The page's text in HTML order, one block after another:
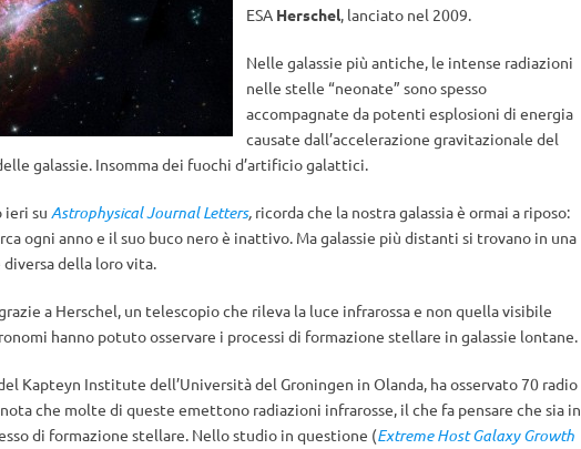
ESA Herschel, lanciato nel 2009.
Nelle galassie più antiche, le intense radiazioni
nelle stelle “neonate” sono spesso
accompagnate da potenti esplosioni di energia
causate dall’accelerazione gravitazionale del
galassie. Insomma dei fuochi d’artificio galattici.
ieri su Astrophysical Journal Letters, ricorda che la nostra galassia è ormai a riposo:
ogni anno e il suo buco nero è inattivo. Ma galassie più distanti si trovano in una
della loro vita.
a Herschel, un telescopio che rileva la luce infrarossa e non quella visibile
hanno potuto osservare i processi di formazione stellare in galassie lontane.
Kapteyn Institute dell’Università del Groningen in Olanda, ha osservato 70 radio
che molte di queste emettono radiazioni infrarosse, il che fa pensare che sia in
di formazione stellare. Nello studio in questione (Extreme Host Galaxy Growth